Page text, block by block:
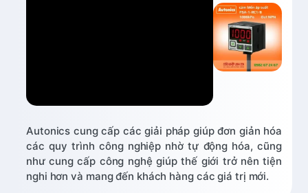
Autonics cung cấp các giải pháp giúp đơn giản hóa
các quy trình công nghiệp nhờ tự động hóa, cũng
như cung cấp công nghệ giúp thế giới trở nên tiện
nghi hơn và mang đến khách hàng các giá trị mới.